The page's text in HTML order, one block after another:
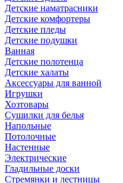
Детские наматрасники
Детские комфортеры
Детские пледы
Детские подушки
Ванная
Детские полотенца
Детские халаты
Аксессуары для ванной
Игрушки
Хозтовары
Сушилки для белья
Напольные
Потолочные
Настенные
Электрические
Гладильные доски
Стремянки и лестницы